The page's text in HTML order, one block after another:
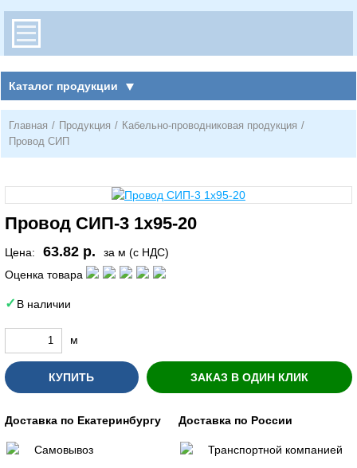
Каталог продукции
Главная / Продукция / Кабельно-проводниковая продукция /
Провод СИП
Провод СИП-3 1х95-20
Цена: 63.82 р.
за м (с НДС)
Оценка товара
В наличии
м
КУПИТЬ ЗАКАЗ В ОДИН КЛИК
Доставка по Екатеринбургу
Самовывоз
Доставка по России
Транспортной компанией